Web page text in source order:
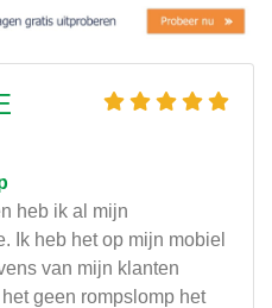
heb ik al mijn
Ik heb het op mijn mobiel
van mijn klanten
geen rompslomp het